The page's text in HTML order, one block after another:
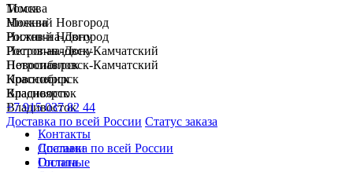
Москва
Нижний Новгород
Ростов-на-Дону
Петропавловск-Камчатский
Новосибирск
Красноярск
Владивосток
+7 915 037 82 44
Доставка по всей России Статус заказа
Спальни
Гостиные
Томск
Москва
Нижний Новгород
Ростов-на-Дону
Петропавловск-Камчатский
Новосибирск
Красноярск
Владивосток
Контакты
Доставка по всей России
Оплата